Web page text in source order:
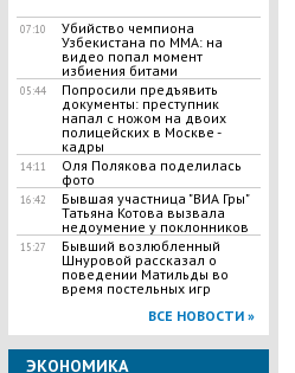
07:10
Убийство чемпиона
Узбекистана по MMA: на
видео попал момент
избиения битами
05:44
Попросили предъявить
документы: преступник
напал с ножом на двоих
полицейских в Москве -
кадры
14:11
Оля Полякова поделилась
фото
16:42
Бывшая участница "ВИА Гры"
Татьяна Котова вызвала
недоумение у поклонников
15:27
Бывший возлюбленный
Шнуровой рассказал о
поведении Матильды во
время постельных игр
ВСЕ НОВОСТИ »
ЭКОНОМИКА